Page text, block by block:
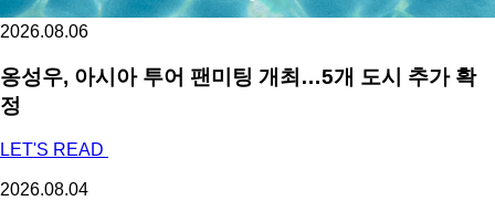
2026.08.06
옹성우, 아시아 투어 팬미팅 개최…5개 도시 추가 확
정
LET'S READ
2026.08.04